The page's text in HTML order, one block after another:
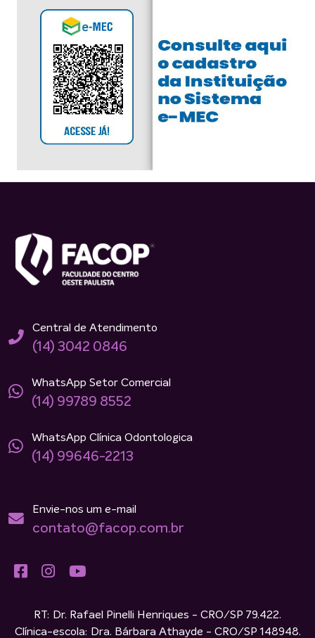
Central de Atendimento
(14) 3042 0846
WhatsApp Setor Comercial
(14) 99789 8552
WhatsApp Clínica Odontologica
(14) 99646-2213
Envie-nos um e-mail
contato@facop.com.br
RT: Dr. Rafael Pinelli Henriques - CRO/SP 79.422.
Clínica-escola: Dra. Bárbara Athayde - CRO/SP 148948.